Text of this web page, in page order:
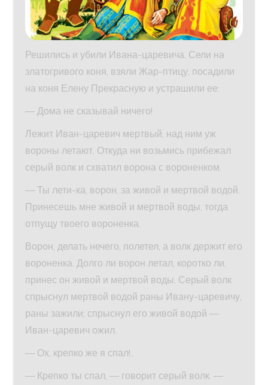
Решились и убили Ивана-царевича. Сели на
златогривого коня, взяли Жар-птицу, посадили
на коня Елену Прекрасную и устрашили ее:
— Дома не сказывай ничего!
Лежит Иван-царевич мертвый, над ним уж
вороны летают. Откуда ни возьмись прибежал
серый волк и схватил ворона с вороненком.
— Ты лети-ка, ворон, за живой и мертвой водой.
Принесешь мне живой и мертвой воды, тогда
отпущу твоего вороненка.
Ворон, делать нечего, полетел, а волк держит его
вороненка. Долго ли ворон летал, коротко ли,
принес он живой и мертвой воды. Серый волк
спрыснул мертвой водой раны Ивану-царевичу,
раны зажили; спрыснул его живой водой —
Иван-царевич ожил.
— Ох, крепко же я спал!..
— Крепко ты спал, — говорит серый волк. —